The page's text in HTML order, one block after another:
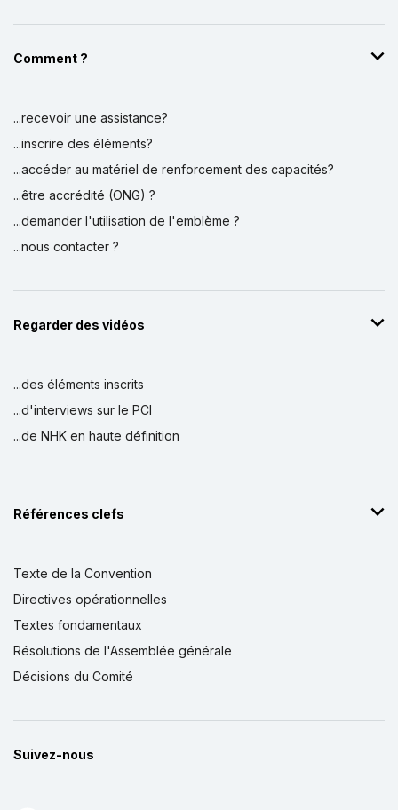
Comment ?
...recevoir une assistance?
...inscrire des éléments?
...accéder au matériel de renforcement des capacités?
...être accrédité (ONG) ?
...demander l'utilisation de l'emblème ?
...nous contacter ?
Regarder des vidéos
...des éléments inscrits
...d'interviews sur le PCI
...de NHK en haute définition
Références clefs
Texte de la Convention
Directives opérationnelles
Textes fondamentaux
Résolutions de l'Assemblée générale
Décisions du Comité
Suivez-nous